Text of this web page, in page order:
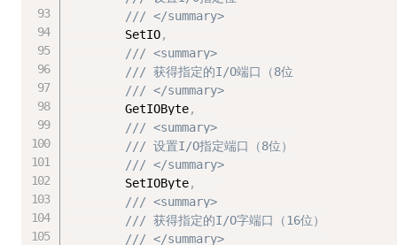
/// </summary>
        SetIO
,
/// <summary>
/// 获得指定的I/O端口（8位
/// </summary>
        GetIOByte
,
/// <summary>
/// 设置I/O指定端口（8位）
/// </summary>
        SetIOByte
,
/// <summary>
/// 获得指定的I/O字端口（16位）
/// </summary>